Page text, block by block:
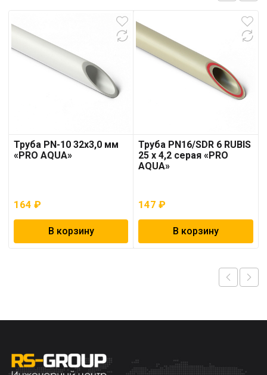
Труба PN-10 32х3,0 мм
«PRO AQUA»
164 ₽
В корзину
Труба PN16/SDR 6 RUBIS
25 x 4,2 серая «PRO
AQUA»
147₽
В корзину